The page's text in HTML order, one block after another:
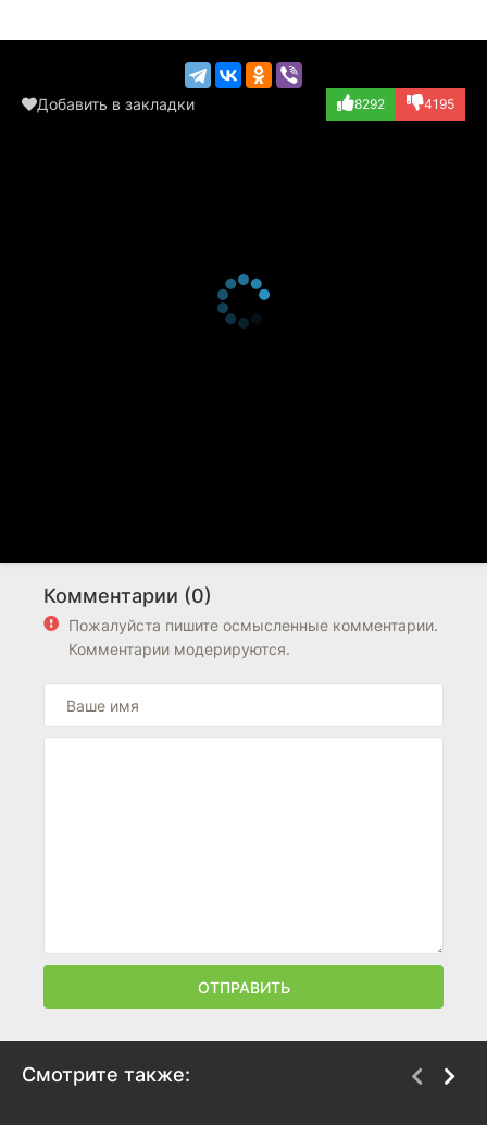
Добавить в закладки 8292 4195
Комментарии (0)
Пожалуйста пишите осмысленные комментарии.
Комментарии модерируются.
ОТПРАВИТЬ
Смотрите также: